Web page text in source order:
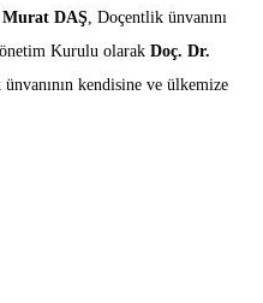
DAŞ , Doçentlik ünvanını
Kurulu olarak Doç. Dr.
kendisine ve ülkemize